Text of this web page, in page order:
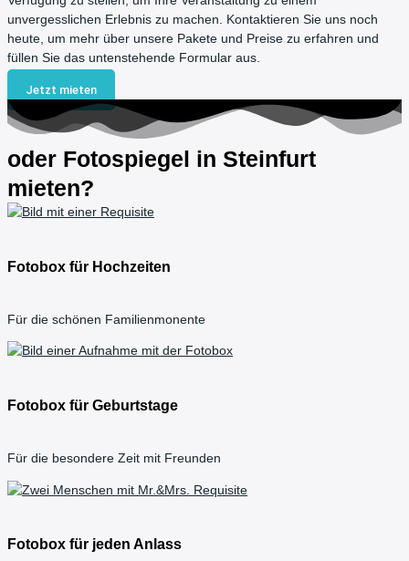
unvergesslichen Erlebnis zu machen. Kontaktieren Sie uns noch
heute, um mehr über unsere Pakete und Preise zu erfahren und
füllen Sie das untenstehende Formular aus.
Jetzt mieten
oder Fotospiegel in Steinfurt
mieten?
Fotobox für Hochzeiten
Für die schönen Familienmonente
Fotobox für Geburtstage
Für die besondere Zeit mit Freunden
Fotobox für jeden Anlass